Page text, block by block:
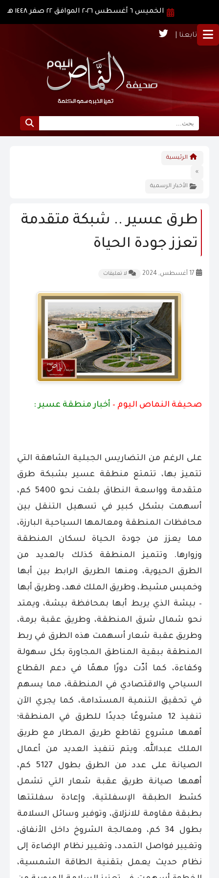
الخميس ٦ أغسطس ٢٠٢٦ الموافق ٢٢ صفر ١٤٤٨ هـ
تابعنا |
نبذة عن النماص
الرؤية و الرسالة
الاخبار
الشكاوى و الاقتراحات
إتصل بنا
الرئيسية
»
الأخبار الرسمية
طرق عسير .. شبكة متقدمة
تعزز جودة الحياة
لا تعليقات
صحيفة النماص اليوم – أخبار منطقة عسير :
على الرغم من التضاريس الجبلية الشاهقة التي
تتميز بها، تتمتع منطقة عسير بشبكة طرق
متقدمة وواسعة النطاق بلغت نحو 5400 كم،
أسهمت بشكل كبير في تسهيل التنقل بين
محافظات المنطقة ومعالمها السياحية البارزة،
مما يعزز من جودة الحياة لسكان المنطقة
وزوارها. وتتميز المنطقة كذلك بالعديد من
الطرق الحيوية، ومنها الطريق الرابط بين أبها
وخميس مشيط، وطريق الملك فهد، وطريق أبها
– بيشة الذي يربط أبها بمحافظة بيشة، ويمتد
نحو شمال شرق المنطقة، وطريق عقبة برمة،
وطريق عقبة شعار أسهمت هذه الطرق في ربط
المنطقة ببقية المناطق المجاورة بكل سهولة
وكفاءة، كما أدّت دورًا مهمًا في دعم القطاع
السياحي والاقتصادي في المنطقة، مما يسهم
في تحقيق التنمية المستدامة، كما يجري الآن
تنفيذ 12 مشروعًا جديدًا للطرق في المنطقة؛
أهمها مشروع تقاطع طريق المطار مع طريق
الملك عبدالله. ويتم تنفيذ العديد من أعمال
الصيانة على عدد من الطرق بطول 5127 كم،
أهمها صيانة طريق عقبة شعار التي تشمل
كشط الطبقة الإسفلتية، وإعادة سفلتتها
بطبقة مقاومة للانزلاق، وتوفير وسائل السلامة
بطول 34 كم، ومعالجة الشروخ داخل الأنفاق،
وتغيير فواصل التمدد، وتغيير نظام الإضاءة إلى
نظام حديث يعمل بتقنية الطاقة الشمسية،